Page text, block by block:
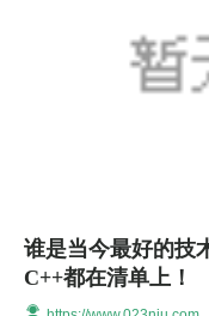
谁是当今最好的技
C++都在清单上！